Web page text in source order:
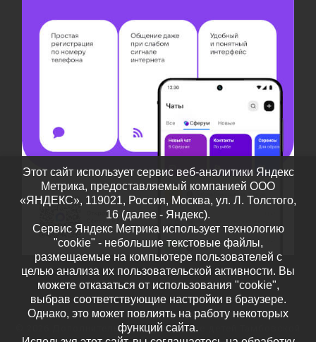
Дополнительное образование детей Тамбовской
Этот сайт использует сервис веб-аналитики Яндекс
Метрика, предоставляемый компанией ООО
«ЯНДЕКС», 119021, Россия, Москва, ул. Л. Толстого,
16 (далее - Яндекс).
Сервис Яндекс Метрика использует технологию
"cookie" - небольшие текстовые файлы,
размещаемые на компьютере пользователей с
целью анализа их пользовательской активности. Вы
можете отказаться от использования "cookie",
выбрав соответствующие настройки в браузере.
Однако, это может повлиять на работу некоторых
функций сайта.